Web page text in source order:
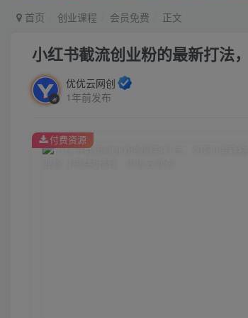
首页 创业课程 会员免费 正文
小红书截流创业粉的最新打法
优优云网创
1年前发布
付费资源